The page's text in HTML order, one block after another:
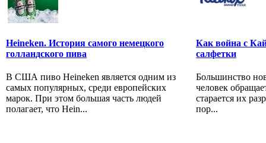
Heineken. История самого немецкого
голландского пива
В США пиво Heineken является одним из
самых популярных, среди европейских
марок. При этом большая часть людей
полагает, что Hein...
Как война с
салфетки
Большинство
человек
старается их
пор...